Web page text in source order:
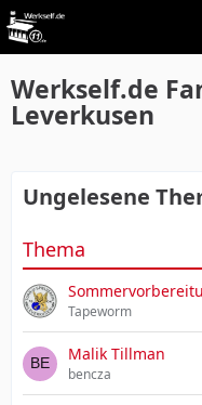
Werkself.de
Leverkusen
Ungelesene
Thema
Tapeworm
Malik Tillman
bencza